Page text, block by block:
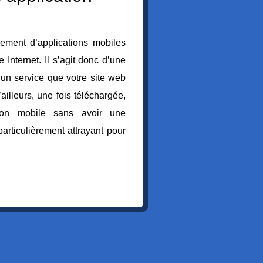
d’applications mobiles
Internet. Il s’agit donc d’une
service que votre site web
une fois téléchargée,
mobile sans avoir une
attrayant pour